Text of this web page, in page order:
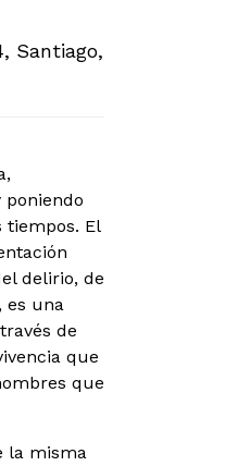
Santiago,
poniendo
tiempos. El
delirio, de
es una
de
que
que
la misma